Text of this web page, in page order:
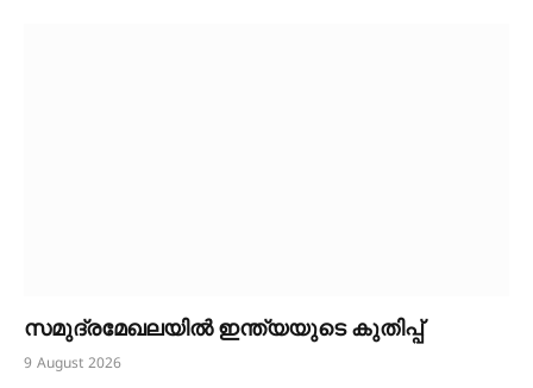
സമുദ്രമേഖലയിൽ ഇന്ത്യയുടെ കുതിപ്പ്
9 August 2026